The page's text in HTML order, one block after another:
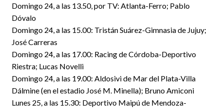
Domingo 24, a las 13.50, por TV: Atlanta-Ferro; Pablo
Dóvalo
Domingo 24, a las 15.00: Tristán Suárez-Gimnasia de Jujuy;
José Carreras
Domingo 24, a las 17.00: Racing de Córdoba-Deportivo
Riestra; Lucas Novelli
Domingo 24, a las 19.00: Aldosivi de Mar del Plata-Villa
Dálmine (en el estadio José M. Minella); Bruno Amiconi
Lunes 25, a las 15.30: Deportivo Maipú de Mendoza-